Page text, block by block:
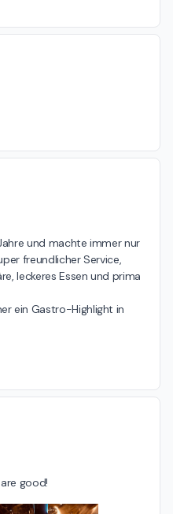
und machte immer nur
freundlicher Service,
leckeres Essen und prima
ein Gastro-Highlight in
good!